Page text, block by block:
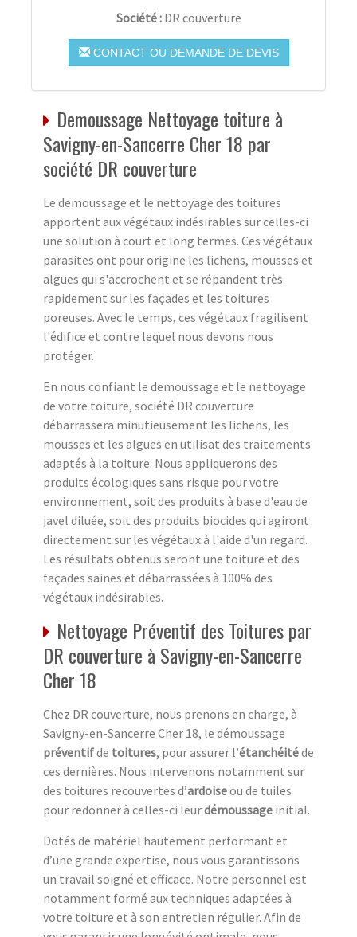
Société : DR couverture
CONTACT OU DEMANDE DE DEVIS
Demoussage Nettoyage toiture à
Savigny-en-Sancerre Cher 18 par
société DR couverture
Le demoussage et le nettoyage des toitures
apportent aux végétaux indésirables sur celles-ci
une solution à court et long termes. Ces végétaux
parasites ont pour origine les lichens, mousses et
algues qui s'accrochent et se répandent très
rapidement sur les façades et les toitures
poreuses. Avec le temps, ces végétaux fragilisent
l'édifice et contre lequel nous devons nous
protéger.
En nous confiant le demoussage et le nettoyage
de votre toiture, société DR couverture
débarrassera minutieusement les lichens, les
mousses et les algues en utilisat des traitements
adaptés à la toiture. Nous appliquerons des
produits écologiques sans risque pour votre
environnement, soit des produits à base d'eau de
javel diluée, soit des produits biocides qui agiront
directement sur les végétaux à l'aide d'un regard.
Les résultats obtenus seront une toiture et des
façades saines et débarrassées à 100% des
végétaux indésirables.
Nettoyage Préventif des Toitures par
DR couverture à Savigny-en-Sancerre
Cher 18
Chez DR couverture, nous prenons en charge, à
Savigny-en-Sancerre Cher 18, le démoussage
préventifde toitures, pour assurer l’étanchéitéde
ces dernières. Nous intervenons notamment sur
des toitures recouvertes d’ardoiseou de tuiles
pour redonner à celles-ci leurdémoussage initial.
Dotés de matériel hautement performant et
d’une grande expertise, nous vous garantissons
un travail soigné et efficace. Notre personnel est
notamment formé aux techniques adaptées à
votre toiture et à son entretien régulier. Afin de